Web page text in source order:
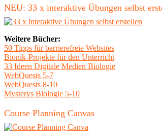
NEU: 33 x interaktive Übungen selbst
Weitere Bücher:
50 Tipps für barrierefreie Websites
Bionik-Projekte für den Unterricht
33 Ideen Digitale Medien Biologie
WebQuests 5-7
WebQuests 8-10
Mysterys Biologie 5-10
Course Planning Canvas